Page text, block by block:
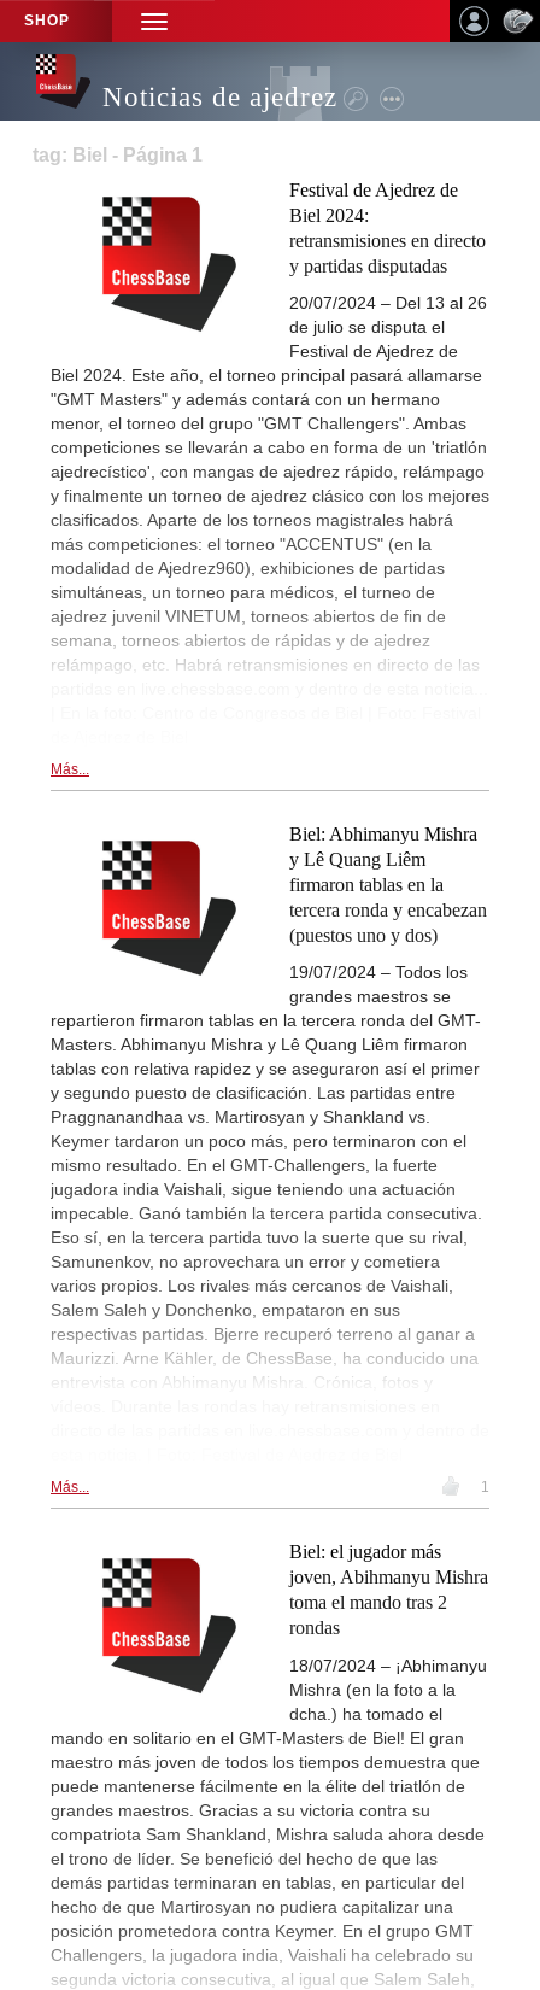
SHOP
TOGGLE
NAVIGATION
Noticias de ajedrez
tag: Biel - Página 1
Festival de Ajedrez de
Biel 2024:
retransmisiones en directo
y partidas disputadas
20/07/2024 – Del 13 al 26
de julio se disputa el
Festival de Ajedrez de
Biel 2024. Este año, el torneo principal pasará allamarse
"GMT Masters" y además contará con un hermano
menor, el torneo del grupo "GMT Challengers". Ambas
competiciones se llevarán a cabo en forma de un 'triatlón
ajedrecístico', con mangas de ajedrez rápido, relámpago
y finalmente un torneo de ajedrez clásico con los mejores
clasificados. Aparte de los torneos magistrales habrá
más competiciones: el torneo "ACCENTUS" (en la
modalidad de Ajedrez960), exhibiciones de partidas
simultáneas, un torneo para médicos, el turneo de
ajedrez juvenil VINETUM, torneos abiertos de fin de
semana, torneos abiertos de rápidas y de ajedrez
relámpago, etc. Habrá retransmisiones en directo de las
Más...
Biel: Abhimanyu Mishra
y Lê Quang Liêm
firmaron tablas en la
tercera ronda y encabezan
(puestos uno y dos)
19/07/2024 – Todos los
grandes maestros se
repartieron firmaron tablas en la tercera ronda del GMT-
Masters. Abhimanyu Mishra y Lê Quang Liêm firmaron
tablas con relativa rapidez y se aseguraron así el primer
y segundo puesto de clasificación. Las partidas entre
Praggnanandhaa vs. Martirosyan y Shankland vs.
Keymer tardaron un poco más, pero terminaron con el
mismo resultado. En el GMT-Challengers, la fuerte
jugadora india Vaishali, sigue teniendo una actuación
impecable. Ganó también la tercera partida consecutiva.
Eso sí, en la tercera partida tuvo la suerte que su rival,
Samunenkov, no aprovechara un error y cometiera
varios propios. Los rivales más cercanos de Vaishali,
Salem Saleh y Donchenko, empataron en sus
respectivas partidas. Bjerre recuperó terreno al ganar a
Maurizzi. Arne Kähler, de ChessBase, ha conducido una
entrevista con Abhimanyu Mishra. Crónica, fotos y
Más... 1
Biel: el jugador más
joven, Abihmanyu Mishra
toma el mando tras 2
rondas
18/07/2024 – ¡Abhimanyu
Mishra (en la foto a la
dcha.) ha tomado el
mando en solitario en el GMT-Masters de Biel! El gran
maestro más joven de todos los tiempos demuestra que
puede mantenerse fácilmente en la élite del triatlón de
grandes maestros. Gracias a su victoria contra su
compatriota Sam Shankland, Mishra saluda ahora desde
el trono de líder. Se benefició del hecho de que las
demás partidas terminaran en tablas, en particular del
hecho de que Martirosyan no pudiera capitalizar una
posición prometedora contra Keymer. En el grupo GMT
Challengers, la jugadora india, Vaishali ha celebrado su
segunda victoria consecutiva, al igual que Salem Saleh,